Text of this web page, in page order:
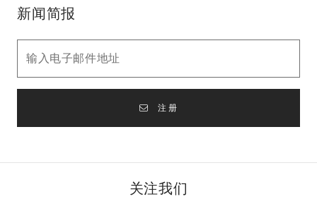
新闻简报
注册
关注我们